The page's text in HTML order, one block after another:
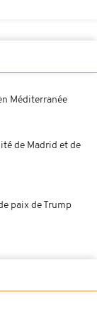
Méditerranée
de Madrid et de
paix de Trump